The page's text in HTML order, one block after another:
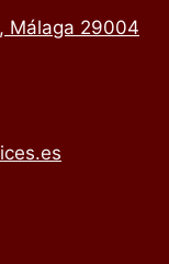
Málaga 29004